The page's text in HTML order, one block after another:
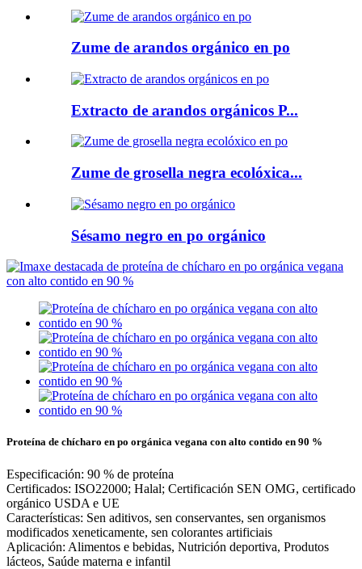
Zume de arandos orgánico en po
Extracto de arandos orgánicos P...
Zume de grosella negra ecolóxica...
Sésamo negro en po orgánico
Proteína de chícharo en po orgánica vegana con alto contido en 90 %
Especificación: 90 % de proteína
Certificados: ISO22000; Halal; Certificación SEN OMG, certificado
orgánico USDA e UE
Características: Sen aditivos, sen conservantes, sen organismos
modificados xeneticamente, sen colorantes artificiais
Aplicación: Alimentos e bebidas, Nutrición deportiva, Produtos
lácteos, Saúde materna e infantil